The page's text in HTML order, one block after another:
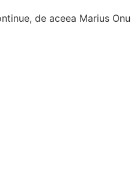
de aceea Marius